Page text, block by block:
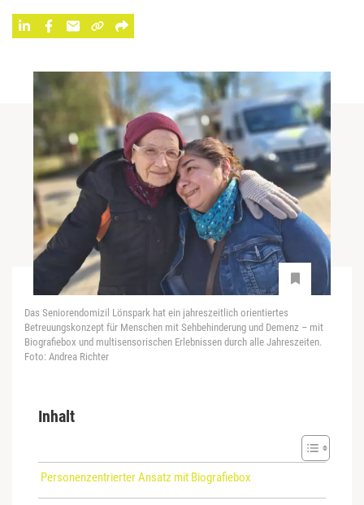
Das Seniorendomizil Lönspark hat ein jahreszeitlich orientiertes
Betreuungskonzept für Menschen mit Sehbehinderung und Demenz – mit
Biografiebox und multisensorischen Erlebnissen durch alle Jahreszeiten.
Foto: Andrea Richter
Inhalt
Personenzentrierter Ansatz mit Biografiebox